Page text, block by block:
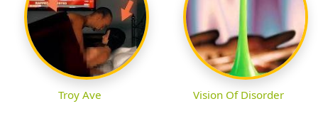
Troy Ave Vision Of Disorder